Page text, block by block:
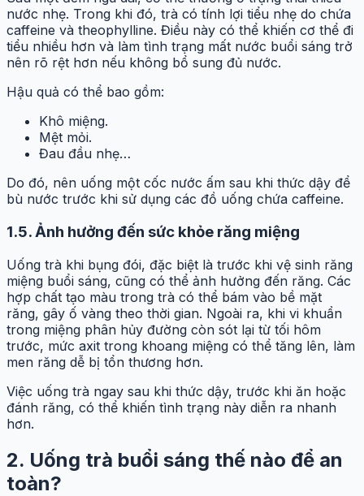
nước nhẹ. Trong khi đó, trà có tính lợi tiểu nhẹ do chứa
caffeine và theophylline. Điều này có thể khiến cơ thể đi
tiểu nhiều hơn và làm tình trạng mất nước buổi sáng trở
nên rõ rệt hơn nếu không bổ sung đủ nước.
Hậu quả có thể bao gồm:
Khô miệng.
Mệt mỏi.
Đau đầu nhẹ…
Do đó, nên uống một cốc nước ấm sau khi thức dậy để
bù nước trước khi sử dụng các đồ uống chứa caffeine.
1.5.Ảnh hưởng đến sức khỏe răng miệng
Uống trà khi bụng đói, đặc biệt là trước khi vệ sinh răng
miệng buổi sáng, cũng có thể ảnh hưởng đến răng. Các
hợp chất tạo màu trong trà có thể bám vào bề mặt
răng, gây ố vàng theo thời gian. Ngoài ra, khi vi khuẩn
trong miệng phân hủy đường còn sót lại từ tối hôm
trước, mức axit trong khoang miệng có thể tăng lên, làm
men răng dễ bị tổn thương hơn.
Việc uống trà ngay sau khi thức dậy, trước khi ăn hoặc
đánh răng, có thể khiến tình trạng này diễn ra nhanh
hơn.
2. Uống trà buổi sáng thế nào để an
toàn?